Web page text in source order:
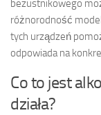
bezustnikowego
różnorodność
tych urządzeń
odpowiada na
Co to jest
działa?